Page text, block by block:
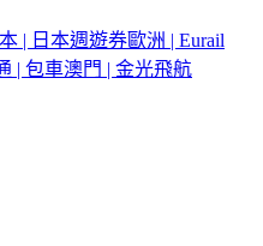
| 日本週遊券歐洲 | Eurail
| 包車澳門 | 金光飛航